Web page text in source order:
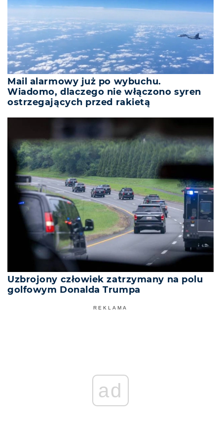
Mail alarmowy już po wybuchu.
Wiadomo, dlaczego nie włączono syren
ostrzegających przed rakietą
Uzbrojony człowiek zatrzymany na polu
golfowym Donalda Trumpa
REKLAMA
ad